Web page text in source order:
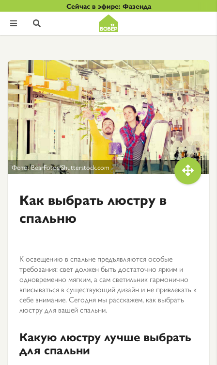
Сейчас в эфире: Фазенда
 

Фото: BearFotos/Shutterstock.com
Как выбрать люстру в
спальню
К освещению в спальне предъявляются особые
требования: свет должен быть достаточно ярким и
одновременно мягким, а сам светильник гармонично
вписываться в существующий дизайн и не привлекать к
себе внимание. Сегодня мы расскажем, как выбрать
люстру для вашей спальни.
Какую люстру лучше выбрать
для спальни